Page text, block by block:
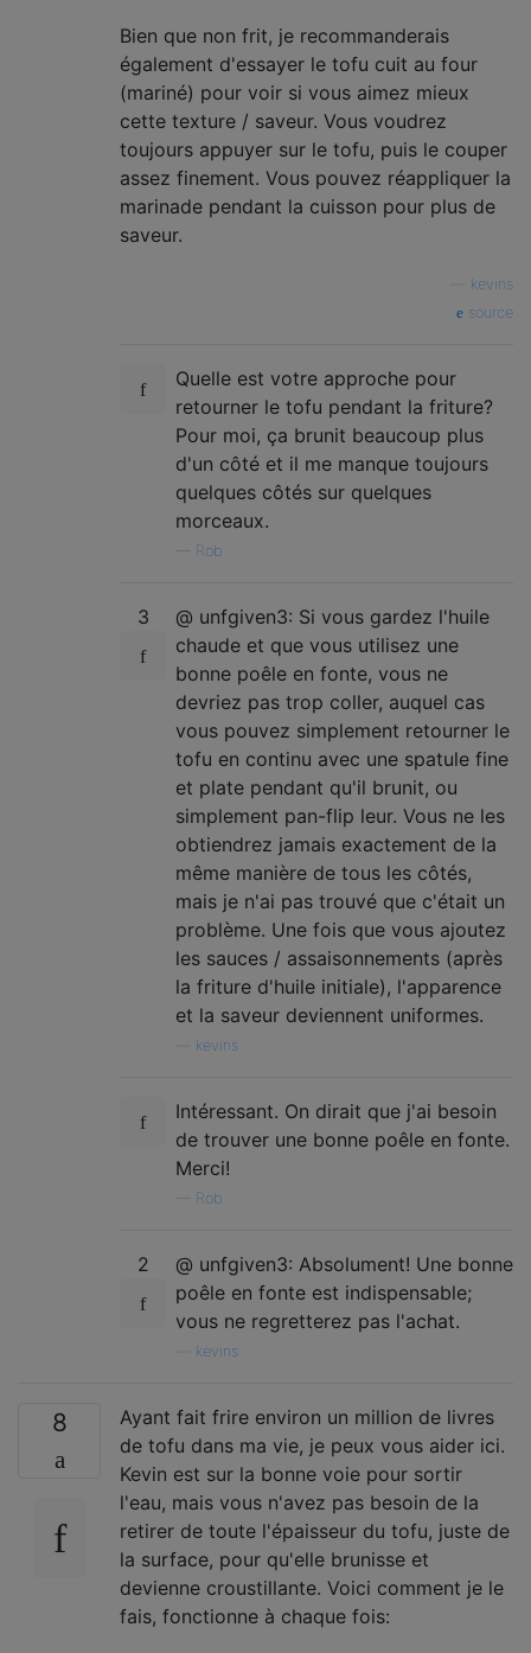
Bien que non frit, je recommanderais
également d'essayer le tofu cuit au four
(mariné) pour voir si vous aimez mieux
cette texture / saveur. Vous voudrez
toujours appuyer sur le tofu, puis le couper
assez finement. Vous pouvez réappliquer la
marinade pendant la cuisson pour plus de
saveur.
kevins
source
Quelle est votre approche pour
retourner le tofu pendant la friture?
Pour moi, ça brunit beaucoup plus
d'un côté et il me manque toujours
quelques côtés sur quelques
morceaux.
Rob
3
@ unfgiven3: Si vous gardez l'huile
chaude et que vous utilisez une
bonne poêle en fonte, vous ne
devriez pas trop coller, auquel cas
vous pouvez simplement retourner le
tofu en continu avec une spatule fine
et plate pendant qu'il brunit, ou
simplement pan-flip leur. Vous ne les
obtiendrez jamais exactement de la
même manière de tous les côtés,
mais je n'ai pas trouvé que c'était un
problème. Une fois que vous ajoutez
les sauces / assaisonnements (après
la friture d'huile initiale), l'apparence
et la saveur deviennent uniformes.
kevins
Intéressant. On dirait que j'ai besoin
de trouver une bonne poêle en fonte.
Merci!
Rob
2
@ unfgiven3: Absolument! Une bonne
poêle en fonte est indispensable;
vous ne regretterez pas l'achat.
kevins
8
Ayant fait frire environ un million de livres
de tofu dans ma vie, je peux vous aider ici.
Kevin est sur la bonne voie pour sortir
l'eau, mais vous n'avez pas besoin de la
retirer de toute l'épaisseur du tofu, juste de
la surface, pour qu'elle brunisse et
devienne croustillante. Voici comment je le
fais, fonctionne à chaque fois: